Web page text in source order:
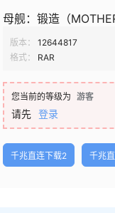
母舰：锻造（
版本：
12644817
格式：
RAR
您当前的等级为 游客
请先 登录
千兆直连下载2 千兆